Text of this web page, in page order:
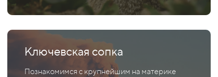
Ключевская сопка
Познакомимся с крупнейшим на материке